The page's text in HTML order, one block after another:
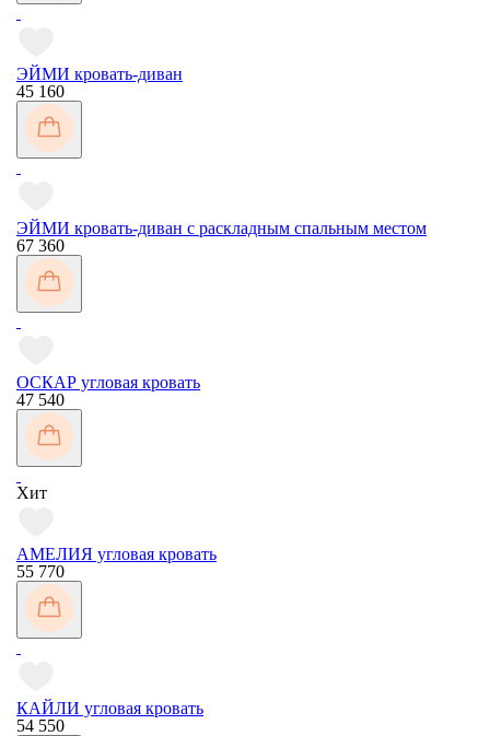
ЭЙМИ кровать-диван
45 160
ЭЙМИ кровать-диван с раскладным спальным местом
67 360
ОСКАР угловая кровать
47 540
Хит
АМЕЛИЯ угловая кровать
55 770
КАЙЛИ угловая кровать
54 550